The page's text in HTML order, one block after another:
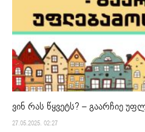
ვინ რას წყვეტს? – გაარჩიე
27.05.2025. 02:27